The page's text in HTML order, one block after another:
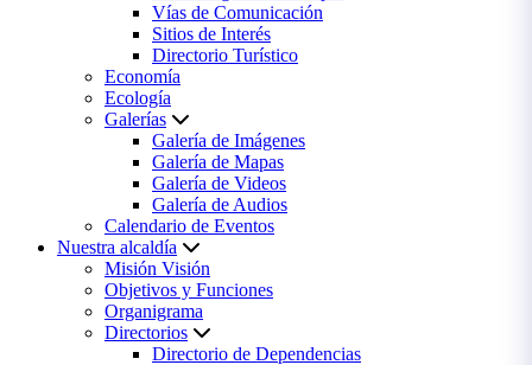
Vías de Comunicación
Sitios de Interés
Directorio Turístico
Economía
Ecología
Galerías
Galería de Imágenes
Galería de Mapas
Galería de Videos
Galería de Audios
Calendario de Eventos
Nuestra alcaldía
Misión Visión
Objetivos y Funciones
Organigrama
Directorios
Directorio de Dependencias